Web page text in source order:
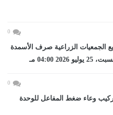
0
الجمعيات الزراعية صرف الأسمدة
04:00 مـ
0
وعاء ضغط المفاعل للوحدة